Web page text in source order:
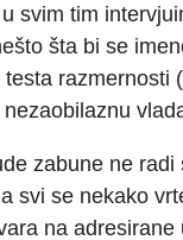
svim tim
šta bi se
razmernosti
zabune ne radi
svi se nekako
na